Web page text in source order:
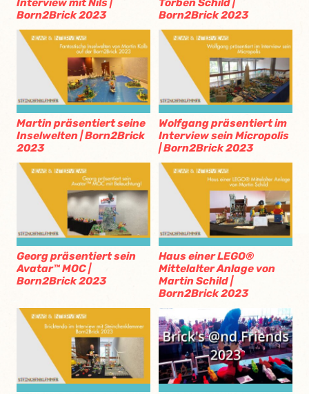
Interview mit Nils |
Born2Brick 2023
Torben Schild |
Born2Brick 2023
Martin präsentiert seine
Inselwelten | Born2Brick
2023
Wolfgang präsentiert im
Interview sein Micropolis
| Born2Brick 2023
Georg präsentiert sein
Avatar™ MOC |
Born2Brick 2023
Haus einer LEGO®
Mittelalter Anlage von
Martin Schild |
Born2Brick 2023